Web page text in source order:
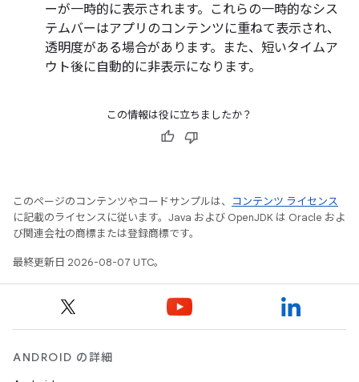
ーが一時的に表示されます。これらの一時的なシス
テムバーはアプリのコンテンツに重ねて表示され、
透明度がある場合があります。また、短いタイムア
ウト後に自動的に非表示になります。
この情報は役に立ちましたか？
このページのコンテンツやコードサンプルは、
コンテンツ ライセンス
に記載のライセンスに従います。Java および OpenJDK は Oracle およ
び関連会社の商標または登録商標です。
最終更新日 2026-08-07 UTC。
ANDROID の詳細